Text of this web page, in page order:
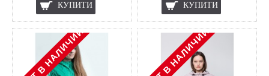
КУПИТИ КУПИТИ
НЕТ В НАЛИЧИИ НЕТ В НАЛИЧИИ